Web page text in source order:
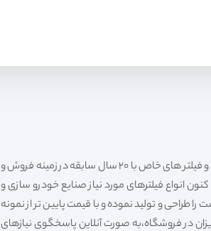
فیلتر شکری تهیه و توزیع کننده انواع فیلتر خودروهای سواری،سنگین،راهسازی و دستگاه های صنعتی و فیلتر های خاص با 20 سال سابقه در زمینه فروش و
انواع فیلترهای مورد نیاز صنایع خودرو سازی و
طراحی و تولید نموده و با قیمت پایین تر از نمونه
در فروشگاه،به صورت آنلاین پاسخگوی نیازهای